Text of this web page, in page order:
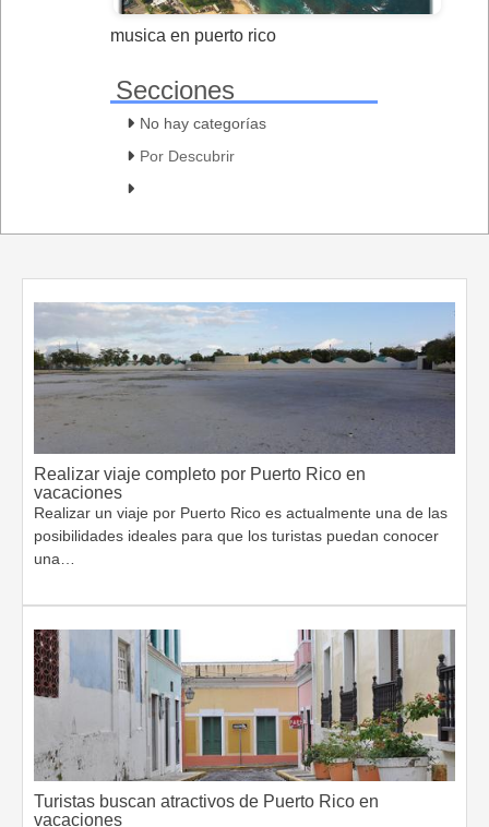
musica en puerto rico
Secciones
No hay categorías
Por Descubrir
Realizar viaje completo por Puerto Rico en
vacaciones
Realizar un viaje por Puerto Rico es actualmente una de las
posibilidades ideales para que los turistas puedan conocer
una…
Turistas buscan atractivos de Puerto Rico en
vacaciones